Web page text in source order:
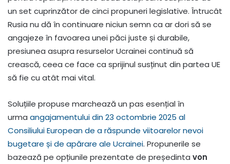
un set cuprinzător de cinci propuneri legislative. Întrucât
Rusia nu dă în continuare niciun semn ca ar dori să se
angajeze în favoarea unei păci juste și durabile,
presiunea asupra resurselor Ucrainei continuă să
crească, ceea ce face ca sprijinul susținut din partea UE
să fie cu atât mai vital.
Soluțiile propuse marchează un pas esențial în
urma angajamentului din 23 octombrie 2025 al
Consiliului European de a răspunde viitoarelor nevoi
bugetare și de apărare ale Ucrainei. Propunerile se
bazează pe opțiunile prezentate de președinta von